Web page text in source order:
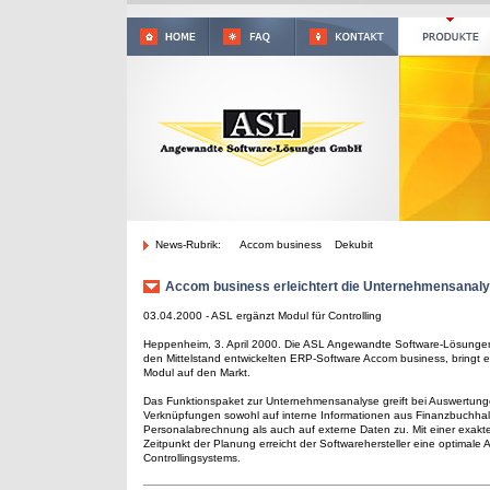
News-Rubrik: Accom business Dekubit
Accom business erleichtert die
03.04.2000 - ASL ergänzt Modul für Controlling
Heppenheim, 3. April 2000. Die ASL Angewandte Software-
den Mittelstand entwickelten ERP-Software Accom business, bringt
Modul auf den Markt.
Das Funktionspaket zur Unternehmensanalyse greift bei
Verknüpfungen sowohl auf interne Informationen aus
Personalabrechnung als auch auf externe Daten zu. Mit einer
Zeitpunkt der Planung erreicht der Softwarehersteller eine optimale
Controllingsystems.